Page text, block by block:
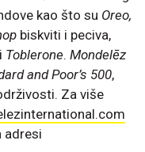
kao što su Oreo,
biskviti i peciva,
i Toblerone. Mondelēz
and Poor’s 500,
Za više
adresi